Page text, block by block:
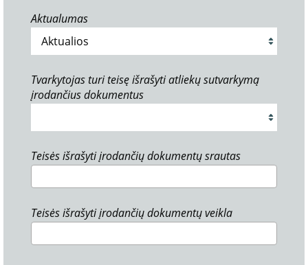
Aktualumas
Tvarkytojas turi teisę išrašyti atliekų sutvarkymą
įrodančius dokumentus
Teisės išrašyti įrodančių dokumentų srautas
Teisės išrašyti įrodančių dokumentų veikla